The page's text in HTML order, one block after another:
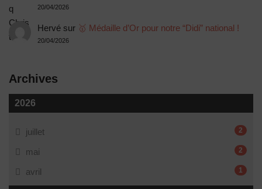
20/04/2026
Hervésur 🥇 Médaille d’Or pour notre “Didi” national !
20/04/2026
Archives
2026
juillet 2
mai 2
avril 1